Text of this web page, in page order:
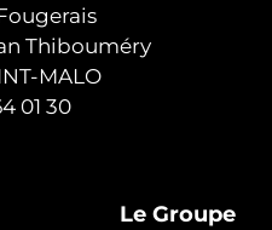
Thibouméry
MALO
01 30
Le Groupe